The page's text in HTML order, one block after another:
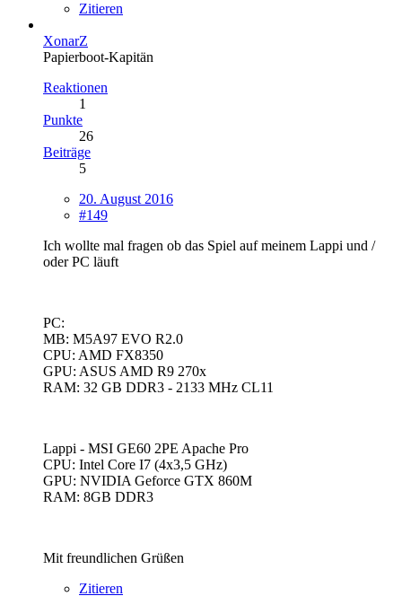
Zitieren
XonarZ
Papierboot-Kapitän
Reaktionen
1
Punkte
26
Beiträge
5
20. August 2016
#149
Ich wollte mal fragen ob das Spiel auf meinem Lappi und /
oder PC läuft
PC:
MB: M5A97 EVO R2.0
CPU: AMD FX8350
GPU: ASUS AMD R9 270x
RAM: 32 GB DDR3 - 2133 MHz CL11
Lappi - MSI GE60 2PE Apache Pro
CPU: Intel Core I7 (4x3,5 GHz)
GPU: NVIDIA Geforce GTX 860M
RAM: 8GB DDR3
Mit freundlichen Grüßen
Zitieren